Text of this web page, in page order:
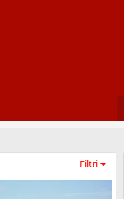
Filtri